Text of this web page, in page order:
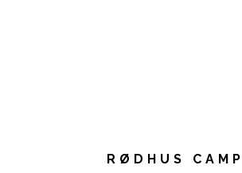
RØDHUS